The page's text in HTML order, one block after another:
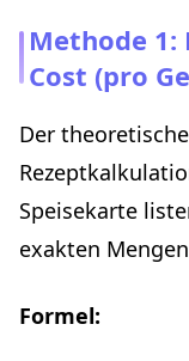
Methode 1:
Cost (pro
Der
Speisekarte
exakten
Formel: